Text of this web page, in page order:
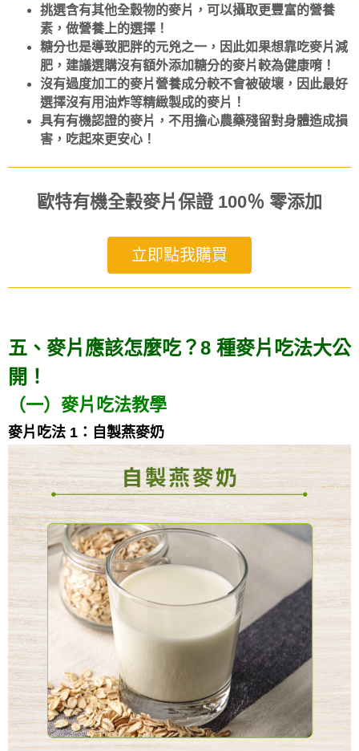
挑選含有其他全穀物的麥片，可以攝取更豐富的營養
素，做營養上的選擇！
糖分也是導致肥胖的元兇之一，因此如果想靠吃麥片減
肥，建議選購沒有額外添加糖分的麥片較為健康唷！
沒有過度加工的麥片營養成分較不會被破壞，因此最好
選擇沒有用油炸等精緻製成的麥片！
具有有機認證的麥片，不用擔心農藥殘留對身體造成損
害，吃起來更安心！
歐特有機全穀麥片保證 100％ 零添加
立即點我購買
五、麥片應該怎麼吃？8 種麥片吃法大公
開！
（一）麥片吃法教學
麥片 吃法 1：自製燕麥奶